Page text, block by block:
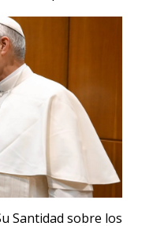
Santidad sobre los